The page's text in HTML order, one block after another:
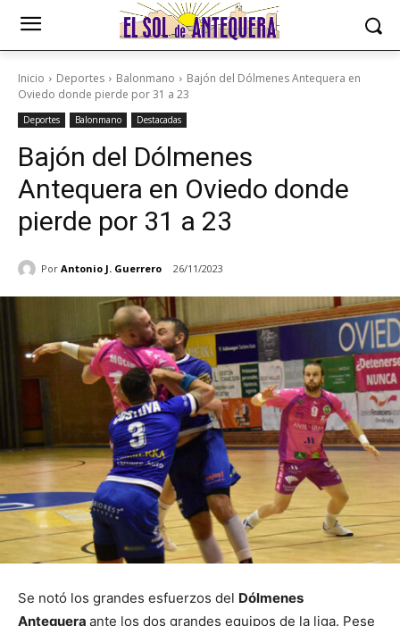
Inicio Deportes Balonmano
Bajón del Dólmenes Antequera en
Oviedo donde pierde por 31 a 23
Deportes Balonmano Destacadas
Bajón del Dólmenes
Antequera en Oviedo donde
pierde por 31 a 23
Por Antonio J. Guerrero 26/11/2023
Se notó los grandes esfuerzos del Dólmenes
Antequera ante los dos grandes equipos de la liga. Pese